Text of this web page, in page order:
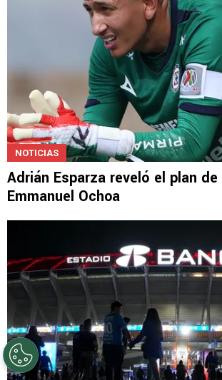
NOTICIAS
Adrián Esparza reveló el plan
Emmanuel Ochoa